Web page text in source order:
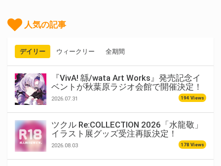
人気の記事
デイリー ウィークリー 全期間
『VivA! 緜/wata Art Works』発売記念イ
ベントが秋葉原ラジオ会館で開催決定！
2026.07.31 194 Views
ツクル Re:COLLECTION 2026「水龍敬」
イラスト展グッズ受注再販決定！
2026.08.03 178 Views